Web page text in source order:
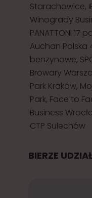
Starachowice,
Winogrady
PANATTONI 17
Auchan
benzynowe,
Browary
Park Kraków,
Park, Face to
Business
CTP Sulechów
BIERZE